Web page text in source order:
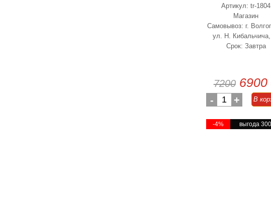
Артикул: tr-1804
Магазин
Самовывоз: г.
ул. Н.
Срок: Завтра
7200 6900
- 1 + В
-4% выгода 300